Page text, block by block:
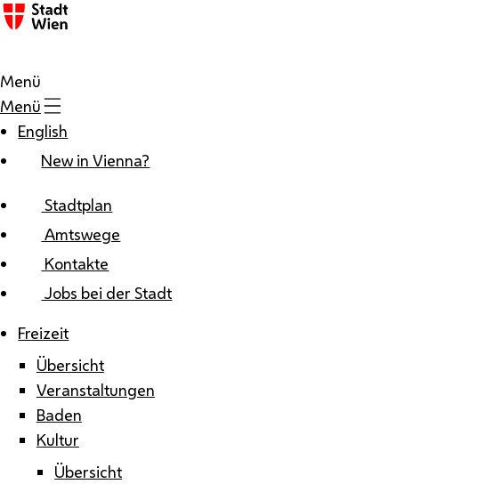
Zum Inhalt
Menü
Menü
English
New in Vienna?
Stadtplan
Amtswege
Kontakte
Jobs bei der Stadt
Freizeit
Übersicht
Veranstaltungen
Baden
Kultur
Übersicht